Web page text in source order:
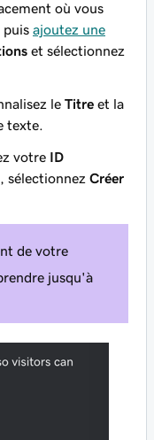
où vous
puis ajoutez une
et sélectionnez
le Titre et la
texte.
votre ID
sélectionnez Créer
de votre
jusqu'à